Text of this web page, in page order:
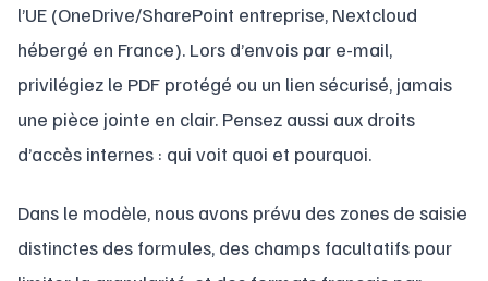
l’UE (OneDrive/SharePoint entreprise, Nextcloud
hébergé en France). Lors d’envois par e-mail,
privilégiez le PDF protégé ou un lien sécurisé, jamais
une pièce jointe en clair. Pensez aussi aux droits
d’accès internes : qui voit quoi et pourquoi.
Dans le modèle, nous avons prévu des zones de saisie
distinctes des formules, des champs facultatifs pour